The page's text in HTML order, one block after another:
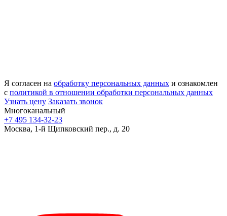
Я согласен на обработку персональных данных и ознакомлен
с политикой в отношении обработки персональных данных
Узнать цену Заказать звонок
Многоканальный
+7 495 134-32-23
Москва, 1-й Щипковский пер., д. 20